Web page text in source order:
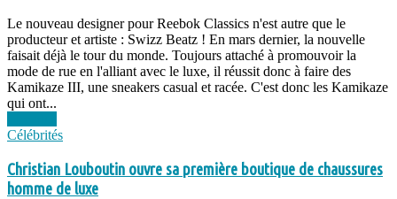
Le nouveau designer pour Reebok Classics n'est autre que le
producteur et artiste : Swizz Beatz ! En mars dernier, la nouvelle
faisait déjà le tour du monde. Toujours attaché à promouvoir la
mode de rue en l'alliant avec le luxe, il réussit donc à faire des
Kamikaze III, une sneakers casual et racée. C'est donc les Kamikaze
qui ont...
Célébrités
Christian Louboutin ouvre sa première boutique de chaussures
homme de luxe